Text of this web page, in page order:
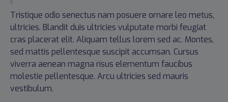
Tristique odio senectus nam posuere ornare leo metus,
ultricies. Blandit duis ultricies vulputate morbi feugiat
cras placerat elit. Aliquam tellus lorem sed ac. Montes,
sed mattis pellentesque suscipit accumsan. Cursus
viverra aenean magna risus elementum faucibus
molestie pellentesque. Arcu ultricies sed mauris
vestibulum.